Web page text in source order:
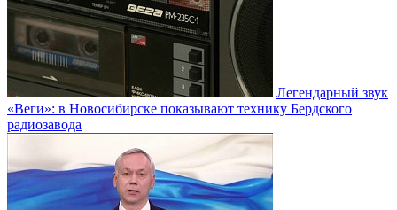
Легендарный звук
«Веги»: в Новосибирске показывают технику Бердского
радиозавода